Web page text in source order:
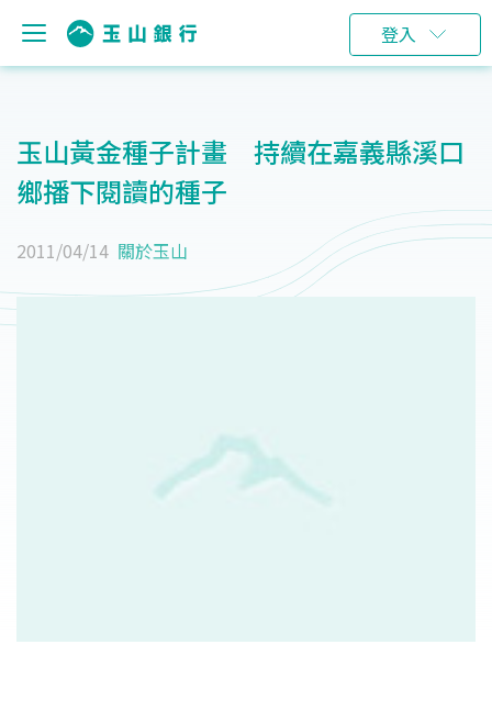
登入
玉山黃金種子計畫 持續在嘉義縣溪口
鄉播下閱讀的種子
2011/04/14 關於玉山